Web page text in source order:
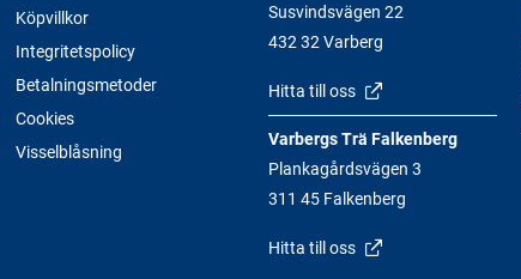
Köpvillkor
Integritetspolicy
Betalningsmetoder
Cookies
Visselblåsning
Susvindsvägen 22
432 32 Varberg
Hitta till oss
Varbergs Trä Falkenberg
Plankagårdsvägen 3
311 45 Falkenberg
Hitta till oss